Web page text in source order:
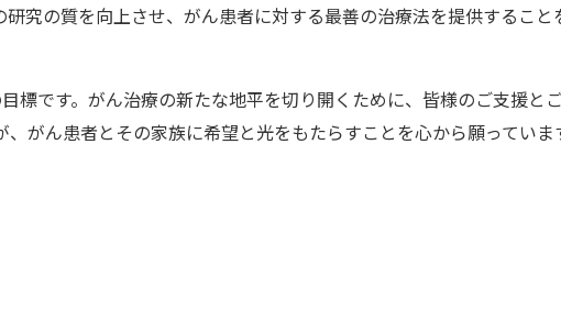
究の質を向上させ、がん患者に対する最善の治療法を提供すること
標です。がん治療の新たな地平を切り開くために、皆様のご支援と
がん患者とその家族に希望と光をもたらすことを心から願っていま